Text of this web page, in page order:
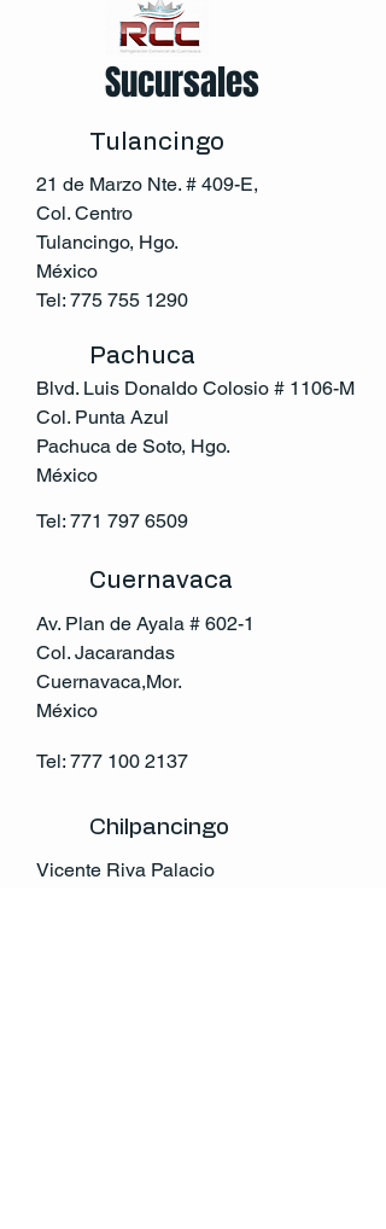
Sucursales
Tulancingo
21 de Marzo Nte. # 409-E,
Col. Centro
Tulancingo, Hgo.
México
Tel: 775 755 1290
Pachuca
Blvd. Luis Donaldo Colosio # 1106-M
Col. Punta Azul
Pachuca de Soto, Hgo.
México
Tel: 771 797 6509
Cuernavaca
Av. Plan de Ayala # 602-1
Col. Jacarandas
Cuernavaca,Mor.
México
Tel: 777 100 2137
Chilpancingo
Vicente Riva Palacio